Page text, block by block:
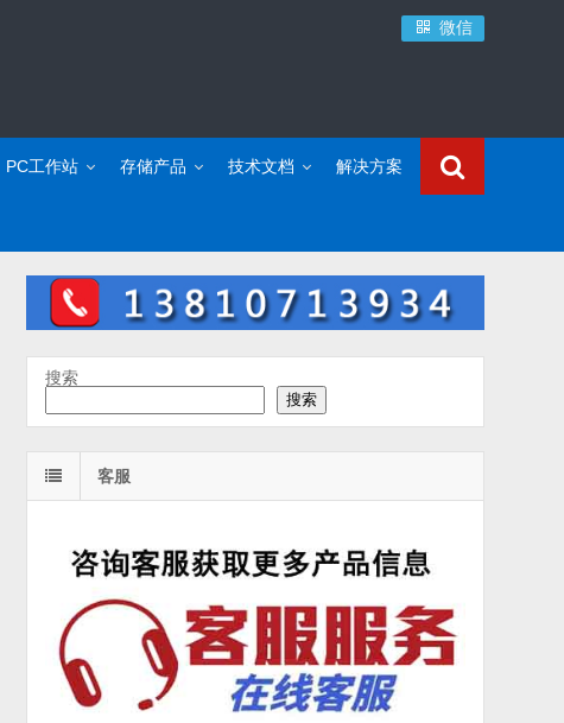
微信
PC工作站 存储产品 技术文档 解决方案
搜索
搜索
客服